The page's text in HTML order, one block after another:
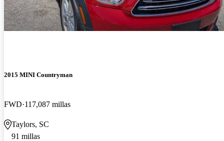
2015 MINI Countryman
FWD 117,087 millas
Taylors, SC
91 millas